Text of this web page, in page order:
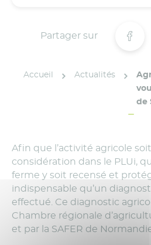
Partager sur
Accueil Actualités
de
Afin que l’activité agricole
considération dans le PLUi,
ferme y soit recensé et
indispensable qu’un
effectué. Ce diagnostic
Chambre régionale
et par la SAFER de